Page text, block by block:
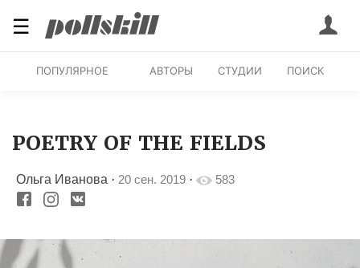
☰
ПОПУЛЯРНОЕ АВТОРЫ СТУДИИ ПОИСК
POETRY OF THE FIELDS
Ольга Иванова · 20 сен. 2019 · 583